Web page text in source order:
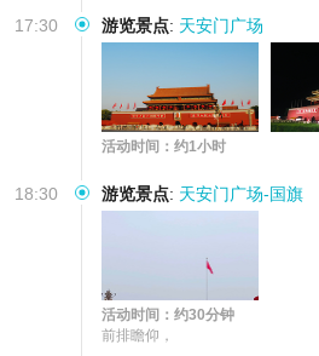
17:30 游览景点: 天安门广场
活动时间：约1小时
18:30 游览景点: 天安门广场-国旗
活动时间：约30分钟
前排瞻仰，